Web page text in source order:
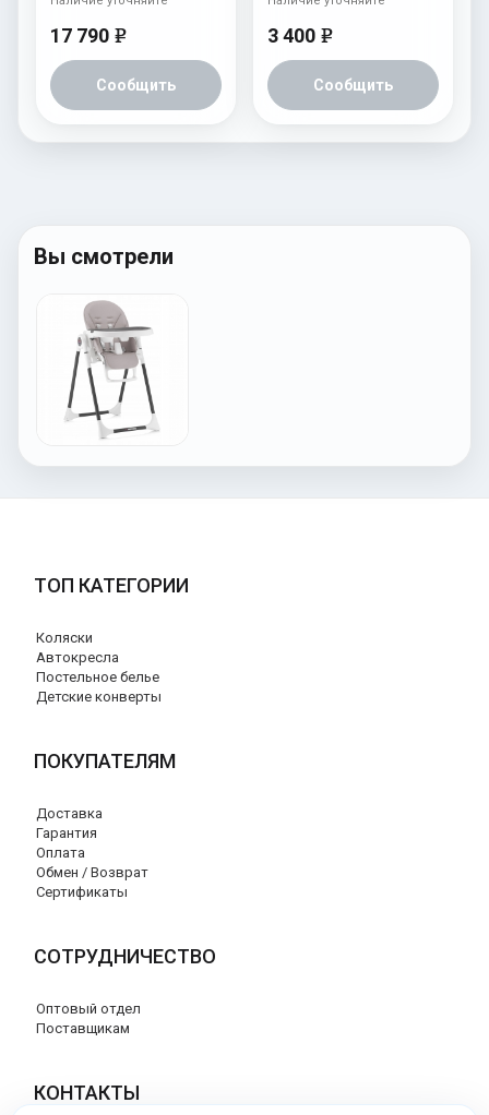
17 790 e
Сообщить
3 400 e
Сообщить
Вы смотрели
ТОП КАТЕГОРИИ
Коляски
Автокресла
Постельное белье
Детские конверты
ПОКУПАТЕЛЯМ
Доставка
Гарантия
Оплата
Обмен / Возврат
Сертификаты
СОТРУДНИЧЕСТВО
Оптовый отдел
Поставщикам
КОНТАКТЫ